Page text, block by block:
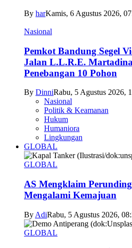
By harKamis, 6 Agustus 2026,
Nasional
Pemkot Bandung Segel
Jalan L.L.R.E.
Penebangan 10 Pohon
By DinniRabu, 5 Agustus 2026,
Nasional
Politik & Keamanan
Hukum
Humaniora
Lingkungan
GLOBAL
GLOBAL
AS Mengklaim
Mengalami Kemajuan
By AdiRabu, 5 Agustus 2026,
GLOBAL